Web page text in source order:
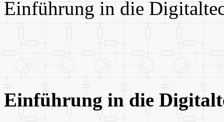
Einführung in die
Einführung in die